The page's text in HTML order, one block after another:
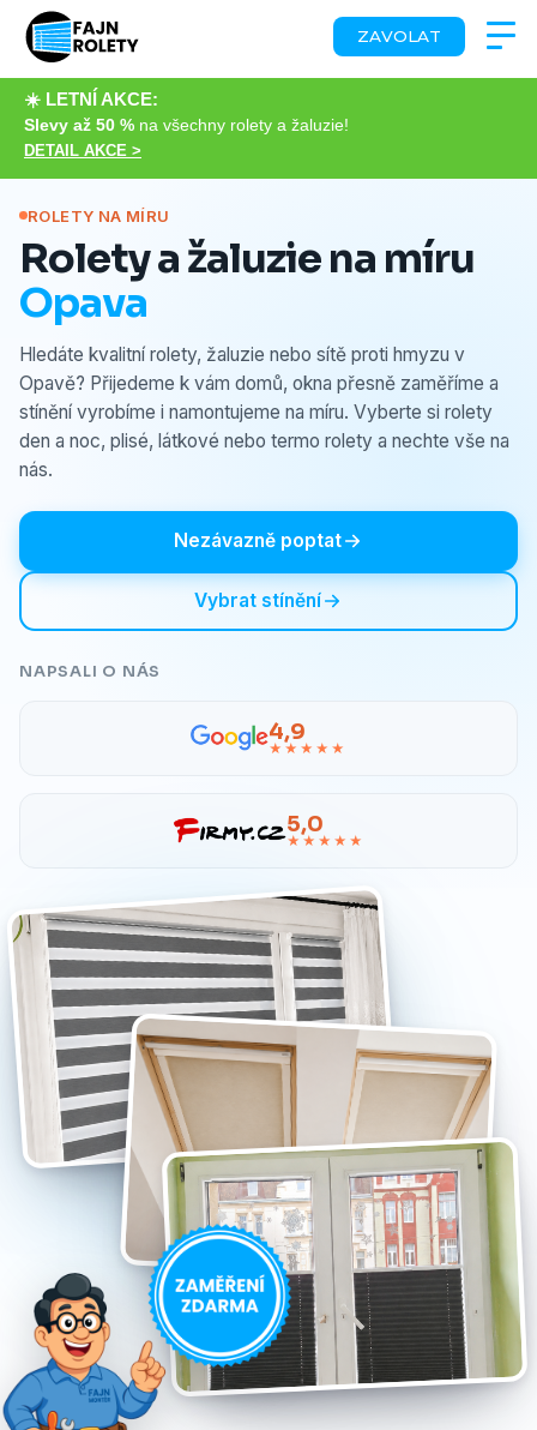
☀️ LETNÍ AKCE:
Slevy až 50 % na všechny rolety a žaluzie!
DETAIL AKCE >
ZAVOLAT
ROLETY NA MÍRU
Rolety a žaluzie na míru
Opava
Hledáte kvalitní rolety, žaluzie nebo sítě proti hmyzu v
Opavě? Přijedeme k vám domů, okna přesně zaměříme a
stínění vyrobíme i namontujeme na míru. Vyberte si rolety
den a noc, plisé, látkové nebo termo rolety a nechte vše na
nás.
Nezávazně poptat
Vybrat stínění
NAPSALI O NÁS
4,9
★★★★★
5,0
★★★★★